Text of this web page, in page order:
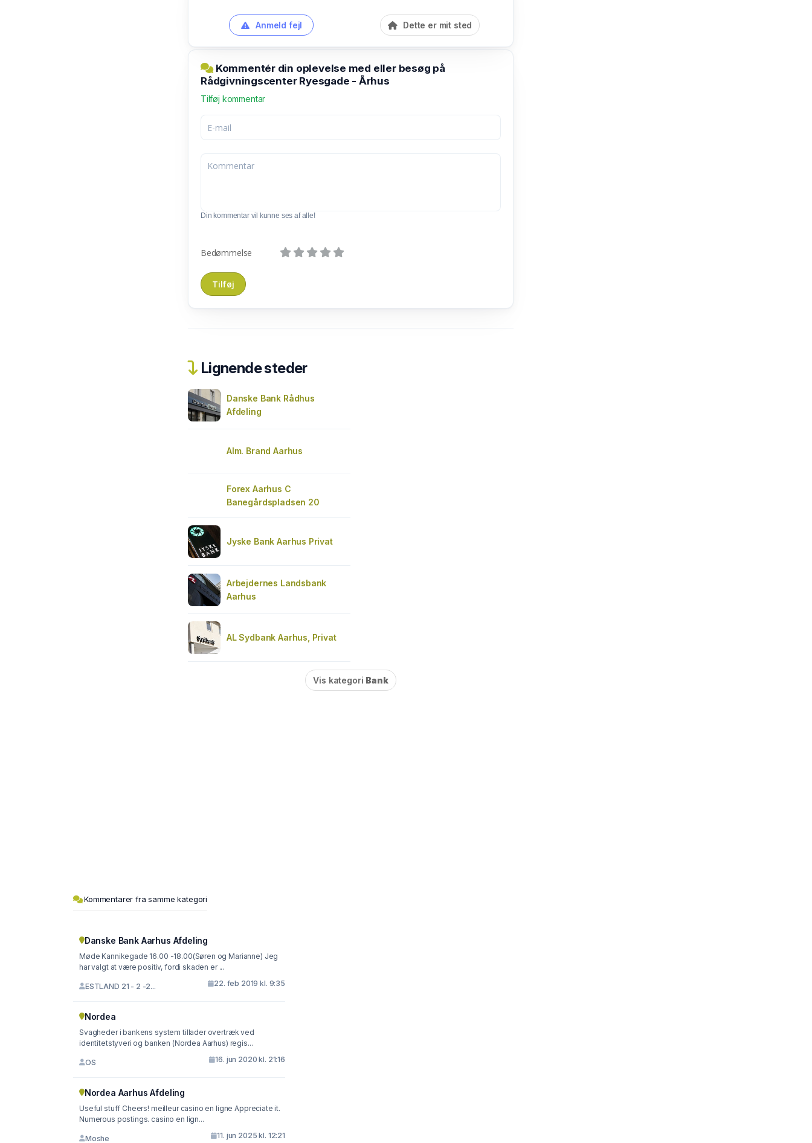
Anmeld fejl Dette er mit sted
Kommentér din oplevelse med eller besøg på
Rådgivningscenter Ryesgade - Århus
Tilføj kommentar
Din kommentar vil kunne ses af alle!
Bedømmelse
Lignende steder
Danske Bank Rådhus
Afdeling
Alm. Brand Aarhus
Forex Aarhus C
Banegårdspladsen 20
Jyske Bank Aarhus Privat
Arbejdernes Landsbank
Aarhus
AL Sydbank Aarhus, Privat
Vis kategori Bank
Kommentarer fra samme kategori
Danske Bank Aarhus Afdeling
Møde Kannikegade 16.00 -18.00(Søren og Marianne) Jeg
har valgt at være positiv, fordi skaden er ...
ESTLAND 21 - 2 -2... 22. feb 2019 kl. 9:35
Nordea
Svagheder i bankens system tillader overtræk ved
identitetstyveri og banken (Nordea Aarhus) regis...
OS 16. jun 2020 kl. 21:16
Nordea Aarhus Afdeling
Useful stuff Cheers! meilleur casino en ligne Appreciate it.
Numerous postings. casino en lign...
Moshe 11. jun 2025 kl. 12:21